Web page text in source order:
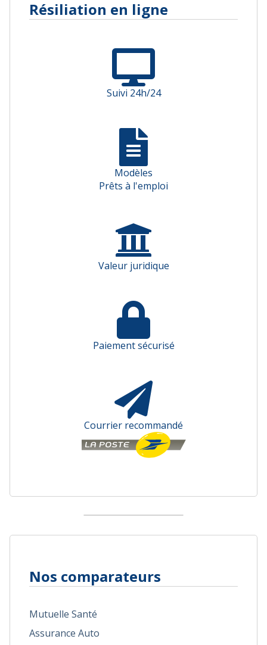
Résiliation en ligne
Suivi 24h/24
Modèles
Prêts à l'emploi
Valeur juridique
Paiement sécurisé
Courrier recommandé
Nos comparateurs
Mutuelle Santé
Assurance Auto